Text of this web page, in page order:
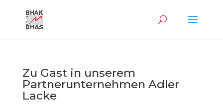
Zu Gast in unserem
Partnerunternehmen Adler
Lacke